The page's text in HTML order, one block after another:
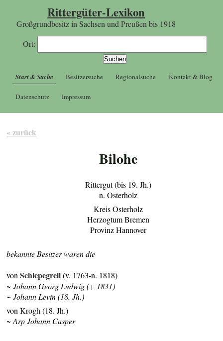
Rittergüter-Lexikon
Großgrundbesitz in Sachsen und Preußen bis 1918
Ort:
Start & Suche Besitzersuche Regionalsuche Kontakt & Blog
Datenschutz Impressum
« zurück
Bilohe
Rittergut (bis 19. Jh.)
n. Osterholz
Kreis Osterholz
Herzogtum Bremen
Provinz Hannover
bekannte Besitzer waren die
vonSchlepegrell(v. 1763-n. 1818)
~ Johann Georg Ludwig (+ 1831)
~ Johann Levin (18. Jh.)
von Krogh (18. Jh.)
~ Arp Johann Casper